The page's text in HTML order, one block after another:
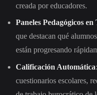
creada por educadores.
Paneles Pedagógicos
que destacan qué
están progresando
Calificación Automática
cuestionarios escolares,